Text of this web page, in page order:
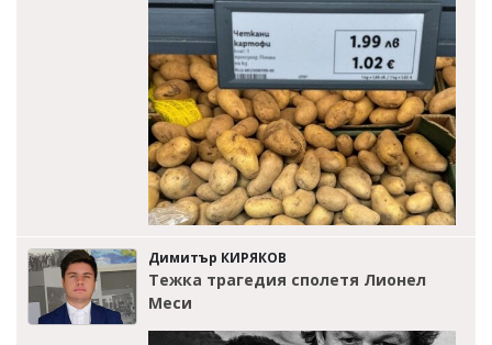
Димитър КИРЯКОВ
Тежка трагедия сполетя Лионел
Меси